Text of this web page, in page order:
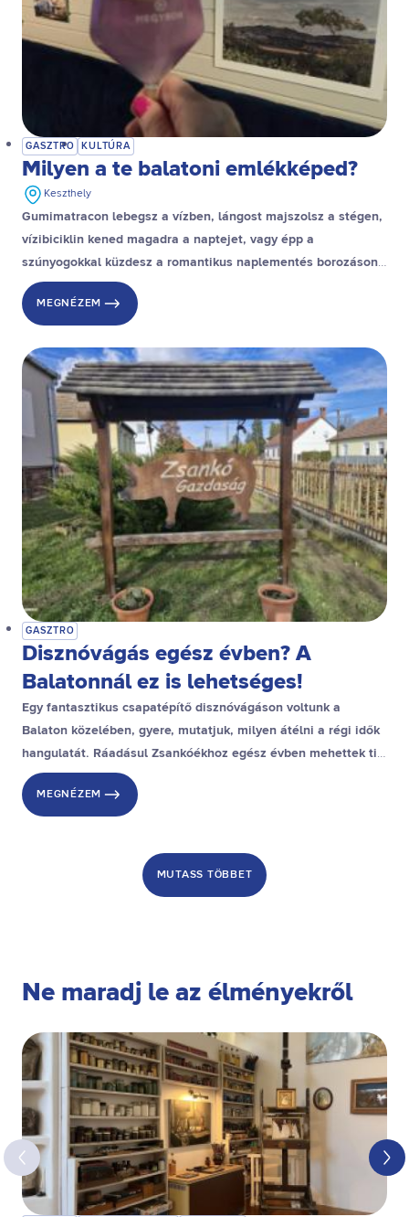
GASZTRO KULTÚRA
Milyen a te balatoni emlékképed?
Keszthely
Gumimatracon lebegsz a vízben, lángost majszolsz a stégen,
vízibiciklin kened magadra a naptejet, vagy épp a
szúnyogokkal küzdesz a romantikus naplementés borozáson?
Ha csak néhány kattintásnyi fotód lehetne a Balatonról, mit
látnál?
MEGNÉZEM
GASZTRO
Disznóvágás egész évben? A
Balatonnál ez is lehetséges!
Egy fantasztikus csapatépítő disznóvágáson voltunk a
Balaton közelében, gyere, mutatjuk, milyen átélni a régi idők
hangulatát. Ráadásul Zsankóékhoz egész évben mehettek ti
is, ma már akár nyáron is szerveznek ilyen programot! Ha
szeretitek a valódi, falusi ízeket, itt a helyetek!
MEGNÉZEM
MUTASS TÖBBET
Ne maradj le az élményekről